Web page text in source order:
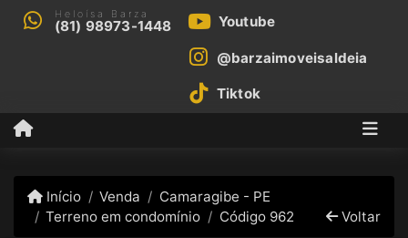
Heloísa Barza
(81) 98973-1448 Youtube
@barzaimoveisaldeia
Tiktok
Início Venda
Camaragibe - PE
Terreno em condomínio
Código 962 Voltar